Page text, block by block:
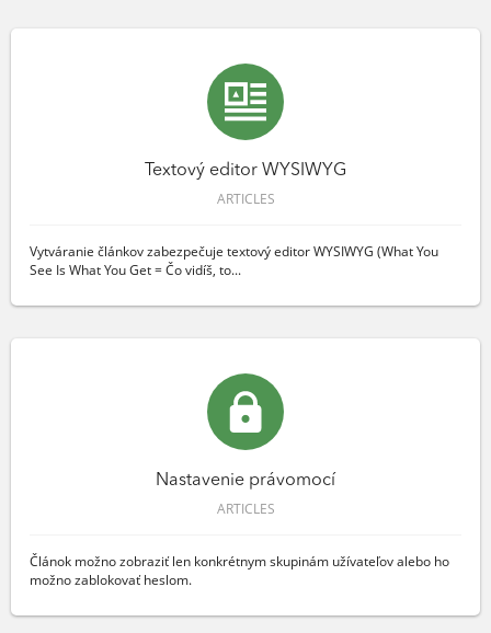
Textový editor WYSIWYG
ARTICLES
Vytváranie článkov zabezpečuje textový editor WYSIWYG (What You
See Is What You Get = Čo vidíš, to...
Nastavenie právomocí
ARTICLES
Článok možno zobraziť len konkrétnym skupinám užívateľov alebo ho
možno zablokovať heslom.